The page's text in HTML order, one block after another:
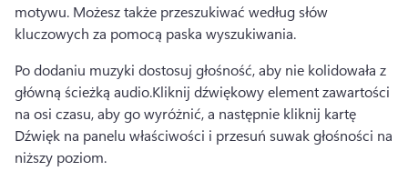
motywu. Możesz także przeszukiwać według słów
kluczowych za pomocą paska wyszukiwania.
Po dodaniu muzyki dostosuj głośność, aby nie kolidowała z
główną ścieżką audio.Kliknij dźwiękowy element zawartości
na osi czasu, aby go wyróżnić, a następnie kliknij kartę
Dźwięk na panelu właściwości i przesuń suwak głośności na
niższy poziom.